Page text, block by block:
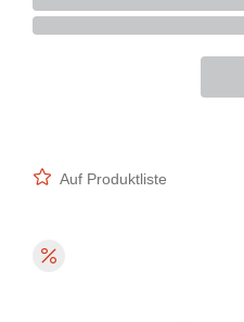
Auf Produktliste